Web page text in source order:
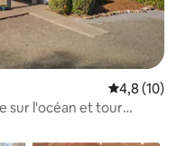
Évaluation
4,8 (10)
sur l'océan et tour